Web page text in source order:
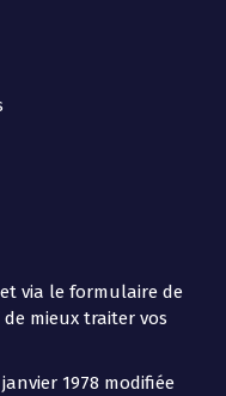
via le formulaire de
mieux traiter vos
1978 modifiée